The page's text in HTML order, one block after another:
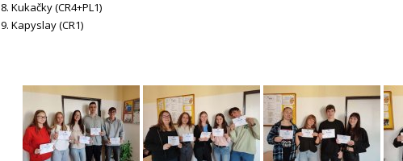
8. Kukačky (CR4+PL1)
9. Kapyslay (CR1)